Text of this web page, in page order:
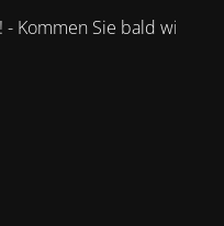
Kommen Sie bald wieder.